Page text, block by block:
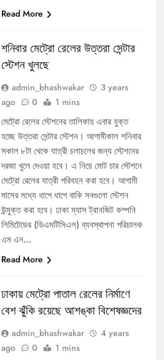
Read More
শনিবার মেট্রো রেলের উত্তরা সেন্টার
স্টেশন খুলছে
admin_bhashwakar
3 years
ago
0 1 mins
মেট্রো রেলের স্টেশনের তালিকায় এবার যুক্ত
হচ্ছে উত্তরা সেন্টার স্টেশন। আগামীকাল শনিবার
সকাল ৮টা থেকে যাত্রী চলাচলের জন্য স্টেশনের
দরজা খুলে দেওয়া হবে। এ নিয়ে মোট চার স্টেশনে
মেট্রো রেলের যাত্রী পরিবহন করা হবে। আগামী
মাসের মধ্যে ধাপে ধাপে বাকি সবগুলো স্টেশন
উন্মুক্ত করা হবে। ঢাকা ম্যাস ট্রানজিট কম্পনি
লিমিটেডের (ডিএমটিসিএল) ব্যবস্থাপনা পরিচালক
এম এন…
Read More
ঢাকায় মেট্রো পাতাল রেলের নির্মাণে
বেশ ঝুঁকি রয়েছে আশঙ্কা বিশেষজ্ঞদের
admin_bhashwakar
4 years
ago
0 1 mins